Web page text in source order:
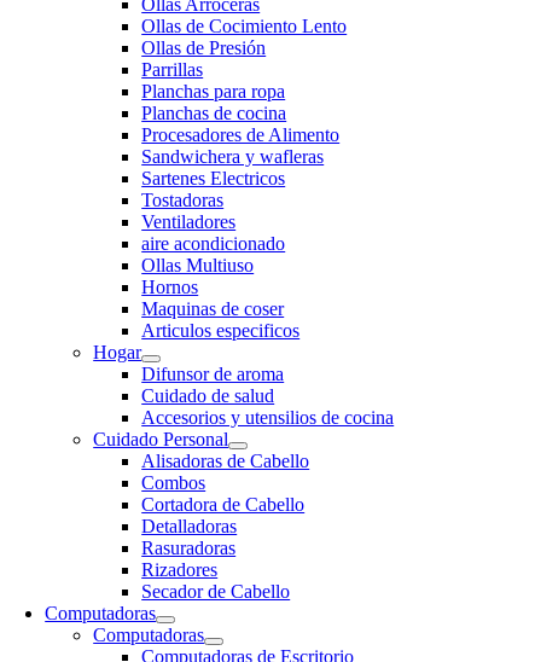
Ollas Arroceras
Ollas de Cocimiento Lento
Ollas de Presión
Parrillas
Planchas para ropa
Planchas de cocina
Procesadores de Alimento
Sandwichera y wafleras
Sartenes Electricos
Tostadoras
Ventiladores
aire acondicionado
Ollas Multiuso
Hornos
Maquinas de coser
Articulos especificos
Hogar
Difunsor de aroma
Cuidado de salud
Accesorios y utensilios de cocina
Cuidado Personal
Alisadoras de Cabello
Combos
Cortadora de Cabello
Detalladoras
Rasuradoras
Rizadores
Secador de Cabello
Computadoras
Computadoras
Computadoras de Escritorio